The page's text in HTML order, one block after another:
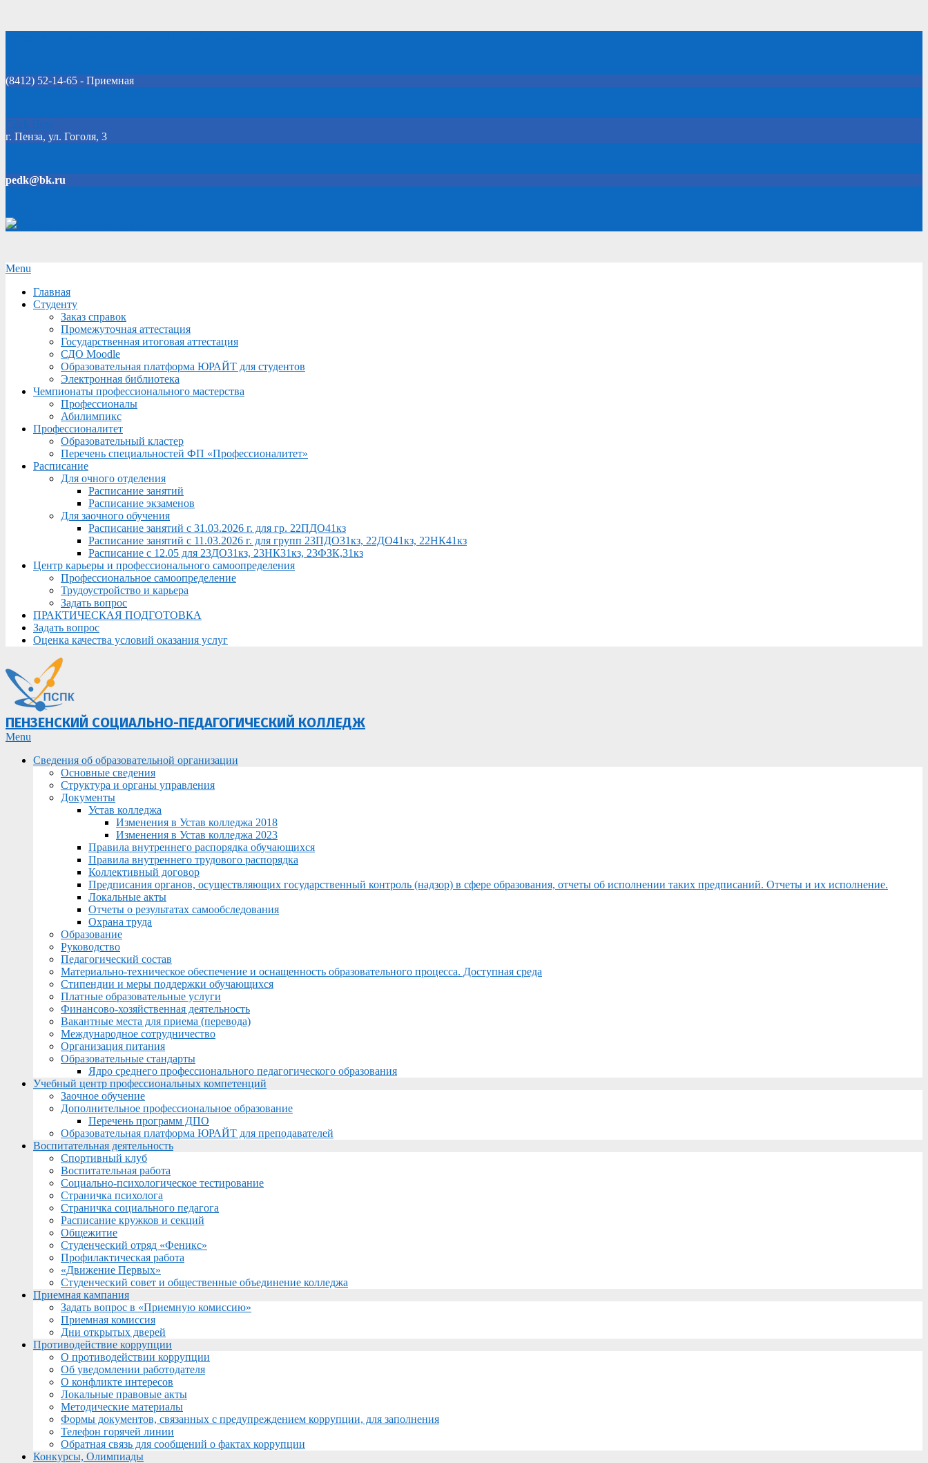
(8412) 52-14-65 - Приемная
Click Here
г. Пенза, ул. Гоголя, 3
pedk@bk.ru
Secondary
Menu
Menu
Главная
Студенту
Заказ справок
Промежуточная аттестация
Государственная итоговая аттестация
СДО Moodle
Образовательная платформа ЮРАЙТ для студентов
Электронная библиотека
Чемпионаты профессионального мастерства
Профессионалы
Абилимпикс
Профессионалитет
Образовательный кластер
Перечень специальностей ФП «Профессионалитет»
Расписание
Для очного отделения
Расписание занятий
Расписание экзаменов
Для заочного обучения
Расписание занятий с 31.03.2026 г. для гр. 22ПДО41кз
Расписание занятий с 11.03.2026 г. для групп 23ПДО31кз, 22ДО41кз, 22НК41кз
Расписание с 12.05 для 23ДО31кз, 23НК31кз, 23ФЗК,31кз
Центр карьеры и профессионального самоопределения
Профессиональное самоопределение
Трудоустройство и карьера
Задать вопрос
ПРАКТИЧЕСКАЯ ПОДГОТОВКА
Задать вопрос
Оценка качества условий оказания услуг
ПЕНЗЕНСКИЙ СОЦИАЛЬНО-ПЕДАГОГИЧЕСКИЙ КОЛЛЕДЖ
Primary
Menu
Menu
Сведения об образовательной организации
Основные сведения
Структура и органы управления
Документы
Устав колледжа
Изменения в Устав колледжа 2018
Изменения в Устав колледжа 2023
Правила внутреннего распорядка обучающихся
Правила внутреннего трудового распорядка
Коллективный договор
Предписания органов, осуществляющих государственный контроль (надзор) в сфере образования, отчеты об исполнении таких предписаний. Отчеты и их исполнение.
Локальные акты
Отчеты о результатах самообследования
Охрана труда
Образование
Руководство
Педагогический состав
Материально-техническое обеспечение и оснащенность образовательного процесса. Доступная среда
Стипендии и меры поддержки обучающихся
Платные образовательные услуги
Финансово-хозяйственная деятельность
Вакантные места для приема (перевода)
Международное сотрудничество
Организация питания
Образовательные стандарты
Ядро среднего профессионального педагогического образования
Учебный центр профессиональных компетенций
Заочное обучение
Дополнительное профессиональное образование
Перечень программ ДПО
Образовательная платформа ЮРАЙТ для преподавателей
Воспитательная деятельность
Спортивный клуб
Воспитательная работа
Социально-психологическое тестирование
Страничка психолога
Страничка социального педагога
Расписание кружков и секций
Общежитие
Студенческий отряд «Феникс»
Профилактическая работа
«Движение Первых»
Студенческий совет и общественные объединение колледжа
Приемная кампания
Задать вопрос в «Приемную комиссию»
Приемная комиссия
Дни открытых дверей
Противодействие коррупции
О противодействии коррупции
Об уведомлении работодателя
О конфликте интересов
Локальные правовые акты
Методические материалы
Формы документов, связанных с предупреждением коррупции, для заполнения
Телефон горячей линии
Обратная связь для сообщений о фактах коррупции
Конкурсы, Олимпиады